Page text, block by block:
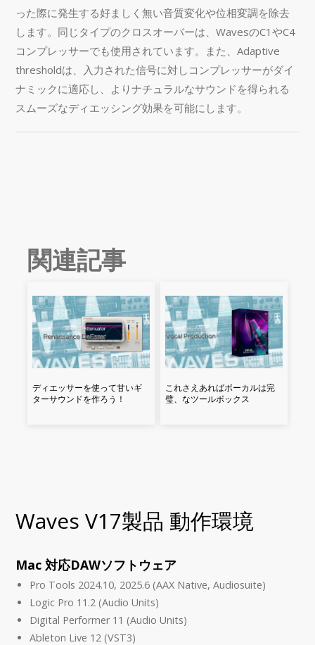
った際に発生する好ましく無い音質変化や位相変調を除去
します。同じタイプのクロスオーバーは、WavesのC1やC4
コンプレッサーでも使用されています。また、Adaptive
thresholdは、入力された信号に対しコンプレッサーがダイ
ナミックに適応し、よりナチュラルなサウンドを得られる
スムーズなディエッシング効果を可能にします。
関連記事
ディエッサーを使って甘いギ
ターサウンドを作ろう！
これさえあればボーカルは完
璧、なツールボックス
Waves V17製品 動作環境
Mac 対応DAWソフトウェア
Pro Tools 2024.10, 2025.6 (AAX Native, Audiosuite)
Logic Pro 11.2 (Audio Units)
Digital Performer 11 (Audio Units)
Ableton Live 12 (VST3)